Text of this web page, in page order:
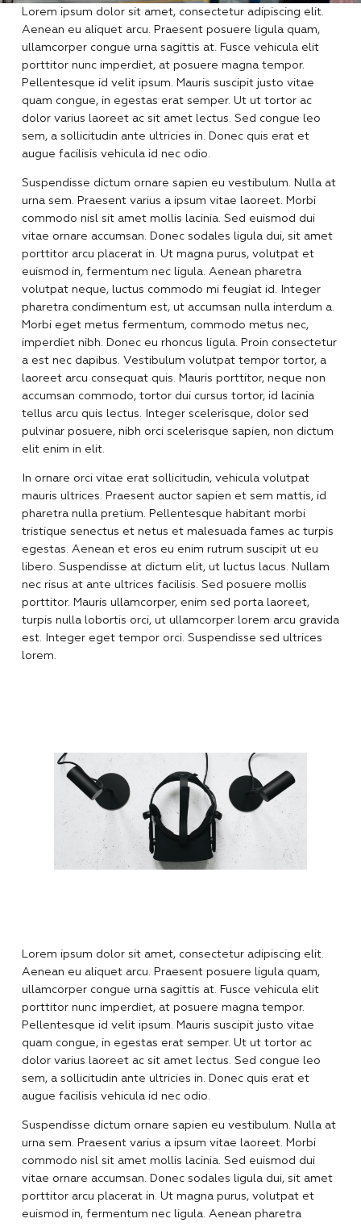
Lorem ipsum dolor sit amet, consectetur adipiscing elit.
Aenean eu aliquet arcu. Praesent posuere ligula quam,
ullamcorper congue urna sagittis at. Fusce vehicula elit
porttitor nunc imperdiet, at posuere magna tempor.
Pellentesque id velit ipsum. Mauris suscipit justo vitae
quam congue, in egestas erat semper. Ut ut tortor ac
dolor varius laoreet ac sit amet lectus. Sed congue leo
sem, a sollicitudin ante ultricies in. Donec quis erat et
augue facilisis vehicula id nec odio.
Suspendisse dictum ornare sapien eu vestibulum. Nulla at
urna sem. Praesent varius a ipsum vitae laoreet. Morbi
commodo nisl sit amet mollis lacinia. Sed euismod dui
vitae ornare accumsan. Donec sodales ligula dui, sit amet
porttitor arcu placerat in. Ut magna purus, volutpat et
euismod in, fermentum nec ligula. Aenean pharetra
volutpat neque, luctus commodo mi feugiat id. Integer
pharetra condimentum est, ut accumsan nulla interdum a.
Morbi eget metus fermentum, commodo metus nec,
imperdiet nibh. Donec eu rhoncus ligula. Proin consectetur
a est nec dapibus. Vestibulum volutpat tempor tortor, a
laoreet arcu consequat quis. Mauris porttitor, neque non
accumsan commodo, tortor dui cursus tortor, id lacinia
tellus arcu quis lectus. Integer scelerisque, dolor sed
pulvinar posuere, nibh orci scelerisque sapien, non dictum
elit enim in elit.
In ornare orci vitae erat sollicitudin, vehicula volutpat
mauris ultrices. Praesent auctor sapien et sem mattis, id
pharetra nulla pretium. Pellentesque habitant morbi
tristique senectus et netus et malesuada fames ac turpis
egestas. Aenean et eros eu enim rutrum suscipit ut eu
libero. Suspendisse at dictum elit, ut luctus lacus. Nullam
nec risus at ante ultrices facilisis. Sed posuere mollis
porttitor. Mauris ullamcorper, enim sed porta laoreet,
turpis nulla lobortis orci, ut ullamcorper lorem arcu gravida
est. Integer eget tempor orci. Suspendisse sed ultrices
lorem.
Lorem ipsum dolor sit amet, consectetur adipiscing elit.
Aenean eu aliquet arcu. Praesent posuere ligula quam,
ullamcorper congue urna sagittis at. Fusce vehicula elit
porttitor nunc imperdiet, at posuere magna tempor.
Pellentesque id velit ipsum. Mauris suscipit justo vitae
quam congue, in egestas erat semper. Ut ut tortor ac
dolor varius laoreet ac sit amet lectus. Sed congue leo
sem, a sollicitudin ante ultricies in. Donec quis erat et
augue facilisis vehicula id nec odio.
Suspendisse dictum ornare sapien eu vestibulum. Nulla at
urna sem. Praesent varius a ipsum vitae laoreet. Morbi
commodo nisl sit amet mollis lacinia. Sed euismod dui
vitae ornare accumsan. Donec sodales ligula dui, sit amet
porttitor arcu placerat in. Ut magna purus, volutpat et
euismod in, fermentum nec ligula. Aenean pharetra